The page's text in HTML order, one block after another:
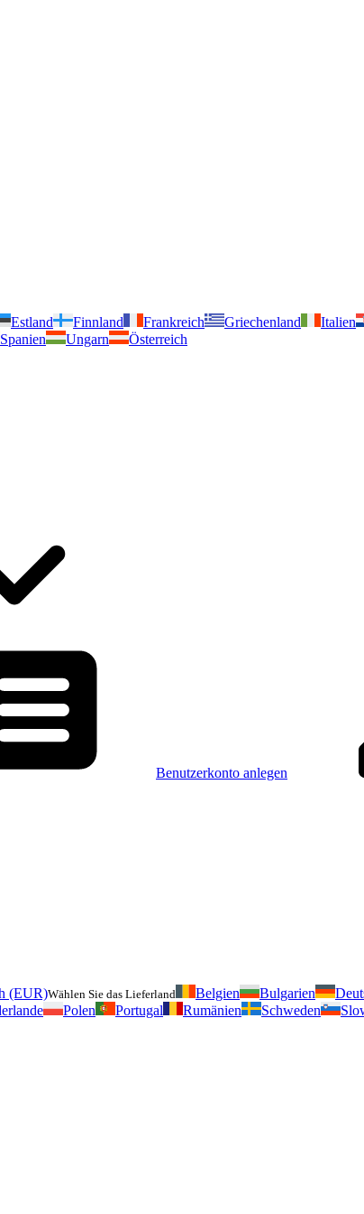
Estland Finnland Frankreich Griechenland Italien
Spanien Ungarn Österreich
Benutzerkonto anlegen
(EUR)Wählen Sie das Lieferland Belgien Bulgarien
Polen Portugal Rumänien Schweden